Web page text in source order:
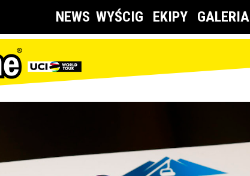
NEWS WYŚCIG EKIPY GALERIA